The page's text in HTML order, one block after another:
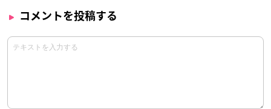
コメントを投稿する